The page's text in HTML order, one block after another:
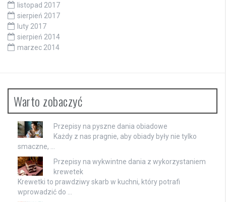
listopad 2017
sierpień 2017
luty 2017
sierpień 2014
marzec 2014
Warto zobaczyć
Przepisy na pyszne dania obiadowe
Każdy z nas pragnie, aby obiady były nie tylko
smaczne, …
Przepisy na wykwintne dania z wykorzystaniem
krewetek
Krewetki to prawdziwy skarb w kuchni, który potrafi
wprowadzić do …